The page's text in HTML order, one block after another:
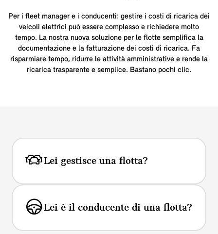
Per i fleet manager e i conducenti: gestire i costi di ricarica dei
veicoli elettrici può essere complesso e richiedere molto
tempo. La nostra nuova soluzione per le flotte semplifica la
documentazione e la fatturazione dei costi di ricarica. Fa
risparmiare tempo, ridurre le attività amministrative e rende la
ricarica trasparente e semplice. Bastano pochi clic.
Lei gestisce una flotta?
Lei è il conducente di una flotta?